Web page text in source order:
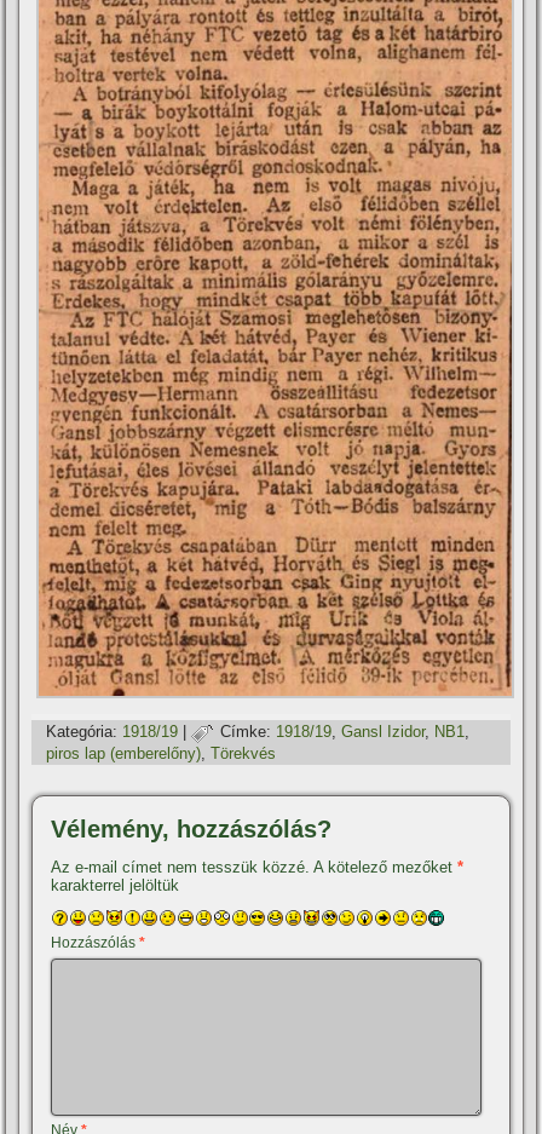
Kategória: 1918/19 | Címke: 1918/19,Gansl Izidor, NB1,
piros lap (emberelőny) ,Törekvés
Vélemény, hozzászólás?
Az e-mail címet nem tesszük közzé. A kötelező mezőket*
karakterrel jelöltük
Hozzászólás*
Név*